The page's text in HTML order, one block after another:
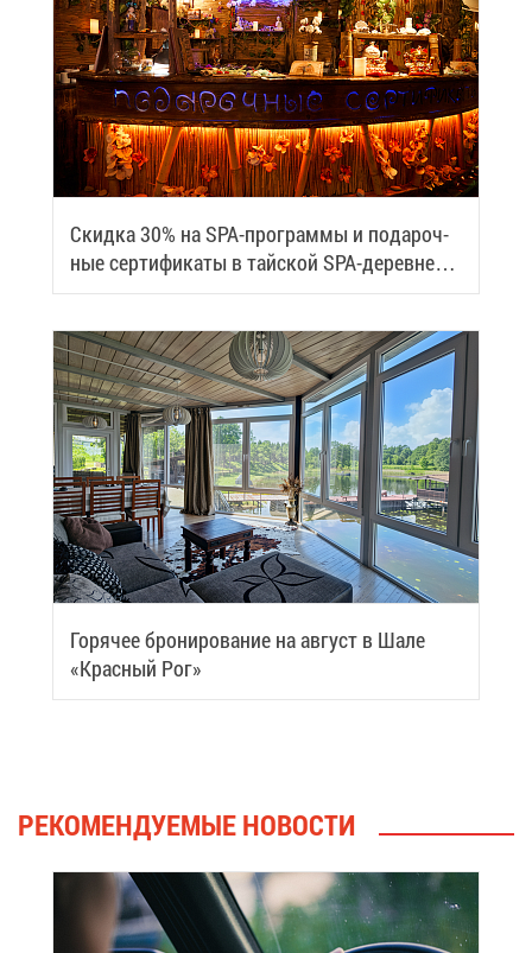
Скид­ка 30% на SPA-про­грам­мы и по­да­роч­
ные сер­ти­фи­ка­ты в тай­ской SPA-де­ревне
Samui
Го­ря­чее бро­ни­ро­ва­ние на ав­густ в Ша­ле
«Крас­ный Рог»
РЕ­КО­МЕН­ДУ­Е­МЫЕ НО­ВО­СТИ